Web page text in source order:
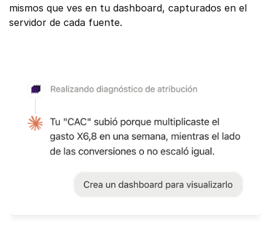
mismos que ves en tu dashboard, capturados en el
servidor de cada fuente.